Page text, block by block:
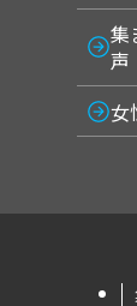
集
声
女